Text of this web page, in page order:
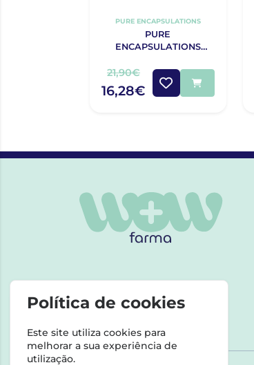
PURE ENCAPSULATIONS
PURE
ENCAPSULATIONS
21,90€
16,28€
Política de cookies
Este site utiliza cookies para
melhorar a sua experiência de
utilização.